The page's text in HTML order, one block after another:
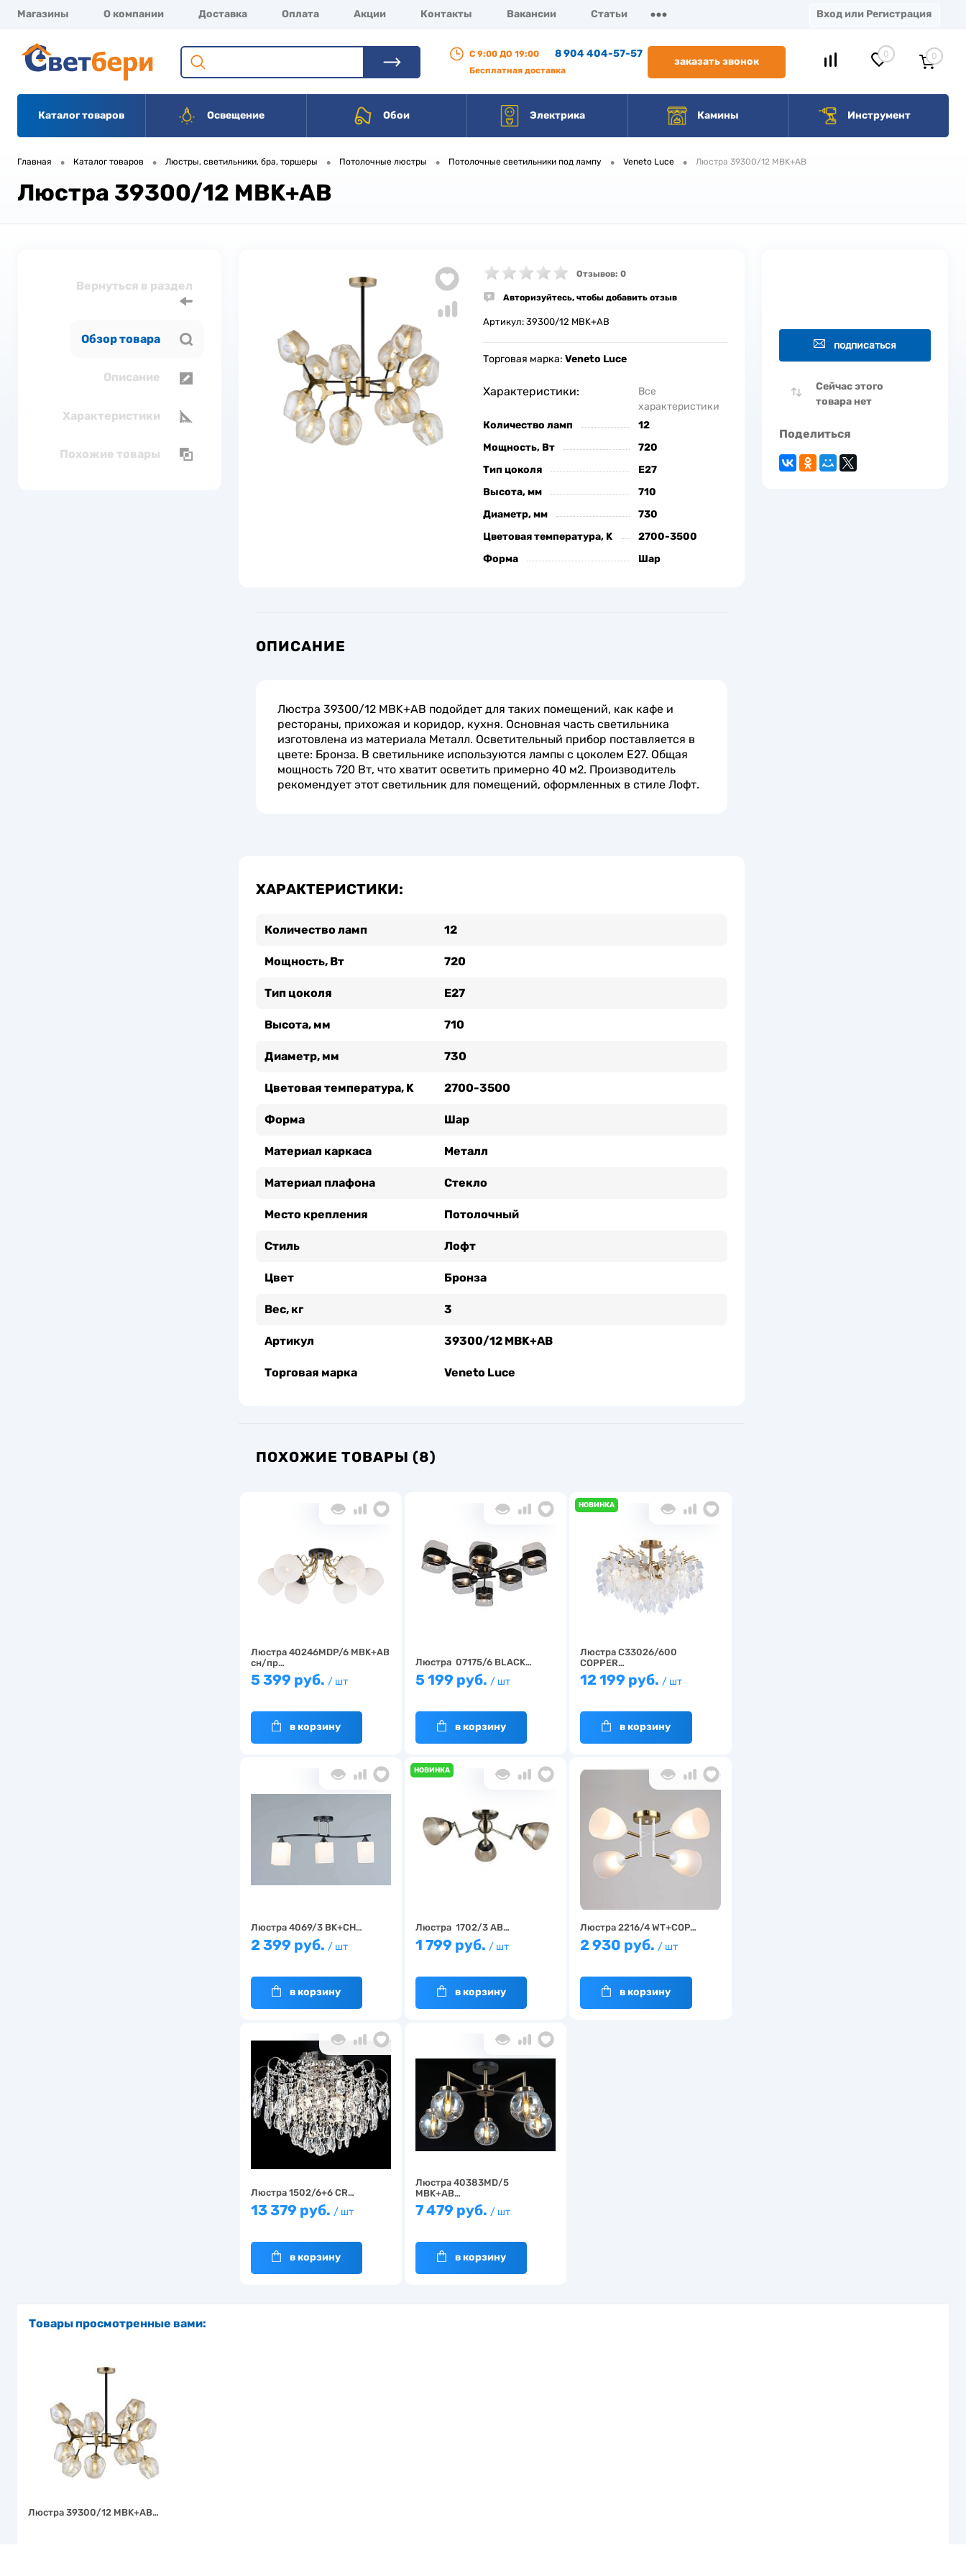
Магазины О компании Доставка Оплата Акции Контакты Вакансии Статьи Вход или Регистрация
С 9:00 ДО 19:00 8 904 404-57-57
Бесплатная доставка
заказать звонок
0 0
Каталог товаров Освещение Обои Электрика Камины Инструмент
Главная • Каталог товаров • Люстры, светильники, бра, торшеры • Потолочные люстры • Потолочные светильники под лампу • Veneto Luce • Люстра 39300/12 MBK+AB
Люстра 39300/12 MBK+AB
Вернуться в раздел
Обзор товара
Описание
Характеристики
Похожие товары
Отзывов: 0
Авторизуйтесь, чтобы добавить отзыв
Артикул: 39300/12 MBK+AB
Торговая марка: Veneto Luce
Характеристики:
Все
характеристики
Количество ламп
12
Мощность, Вт
720
Тип цоколя
Е27
Высота, мм
710
Диаметр, мм
730
Цветовая температура, K
2700-3500
Форма
Шар
ОПИСАНИЕ
Люстра 39300/12 MBK+AB подойдет для таких помещений, как кафе и
рестораны, прихожая и коридор, кухня. Основная часть светильника
изготовлена из материала Металл. Осветительный прибор поставляется в
цвете: Бронза. В светильнике используются лампы с цоколем E27. Общая
мощность 720 Вт, что хватит осветить примерно 40 м2. Производитель
рекомендует этот светильник для помещений, оформленных в стиле Лофт.
ХАРАКТЕРИСТИКИ:
Количество ламп 12
Мощность, Вт 720
Тип цоколя Е27
Высота, мм 710
Диаметр, мм 730
Цветовая температура, K 2700-3500
Форма Шар
Материал каркаса Металл
Материал плафона Стекло
Место крепления Потолочный
Стиль Лофт
Цвет Бронза
Вес, кг 3
Артикул 39300/12 MBK+AB
Торговая марка Veneto Luce
ПОХОЖИЕ ТОВАРЫ (8)
Люстра 40246MDP/6 MBK+AB
сн/пр…
5 399 руб. / шт
в корзину
Люстра 07175/6 BLACK…
5 199 руб. / шт
в корзину
НОВИНКА
Люстра C33026/600
COPPER…
12 199 руб. / шт
в корзину
Люстра 4069/3 BK+CH…
2 399 руб. / шт
в корзину
НОВИНКА
Люстра 1702/3 AB…
1 799 руб. / шт
в корзину
Люстра 2216/4 WT+COP…
2 930 руб. / шт
в корзину
Люстра 1502/6+6 CR…
13 379 руб. / шт
в корзину
Люстра 40383MD/5
MBK+AB…
7 479 руб. / шт
в корзину
подписаться
Сейчас этого
товара нет
Поделиться
Товары просмотренные вами:
Люстра 39300/12 MBK+AB…